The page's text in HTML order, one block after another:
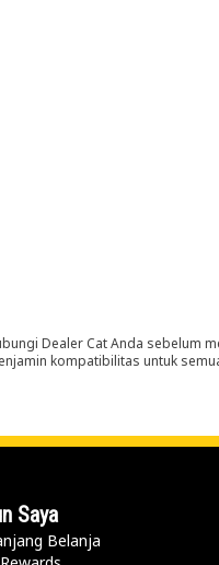
Dealer Cat Anda sebelum
kompatibilitas untuk
Saya
Belanja